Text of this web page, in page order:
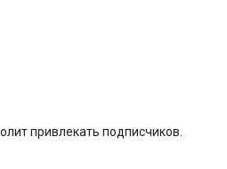
привлекать подписчиков.